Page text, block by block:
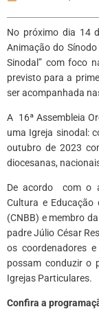
No próximo dia 14
Animação do
Sinodal” com foco
previsto para a
ser acompanhada
A 16ª Assembleia
uma Igreja sinodal:
outubro de 2023
diocesanas,
De acordo com o
Cultura e Educação
(CNBB) e membro
padre Júlio César
os coordenadores
possam conduzir o
Igrejas Particulares.
Confira a